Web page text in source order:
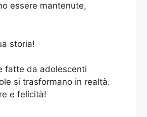
essere mantenute,
storia!
fatte da adolescenti
si trasformano in realtà.
e felicità!